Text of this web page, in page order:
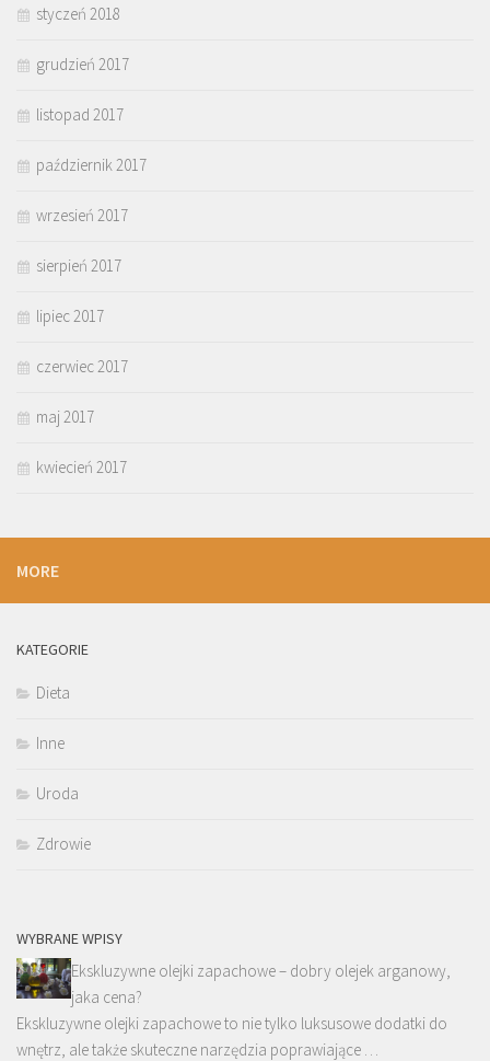
styczeń 2018
grudzień 2017
listopad 2017
październik 2017
wrzesień 2017
sierpień 2017
lipiec 2017
czerwiec 2017
maj 2017
kwiecień 2017
MORE
KATEGORIE
Dieta
Inne
Uroda
Zdrowie
WYBRANE WPISY
Ekskluzywne olejki zapachowe – dobry olejek arganowy,
jaka cena?
Ekskluzywne olejki zapachowe to nie tylko luksusowe dodatki do
wnętrz, ale także skuteczne narzędzia poprawiające …